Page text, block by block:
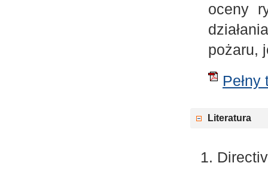
oceny
pożaru,
Pełny
Literatura